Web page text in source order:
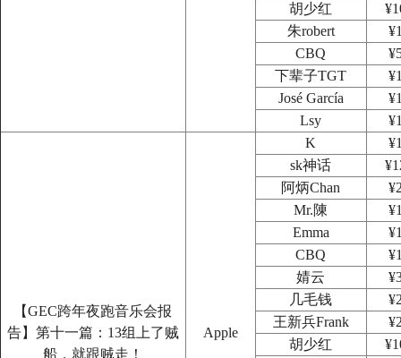
胡少红
朱robert
CBQ
下辈子TGT
José García
Lsy
【GEC跨年夜跑音乐会报
告】第十一篇：13组上了贼
船，就跟贼走！
Apple
K
sk神话
阿炳Chan
Mr.陳
Emma
CBQ
婧云
几毛钱
王新兵Frank
胡少红